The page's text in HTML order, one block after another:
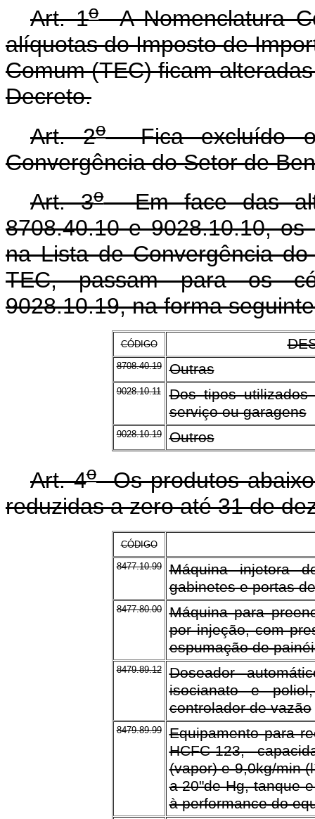
Art. 1oA Nomenclatura
alíquotas do Imposto de
Comum (TEC) ficam
Decreto.
Art. 2oFica excluído o
Convergência do Setor de
Art. 3oEm face das
8708.40.10 e 9028.10.10,
na Lista de Convergência
TEC, passam para os
9028.10.19, na forma
CÓDIGO
8708.40.19 Outras
9028.10.11
Dos tipos
serviço ou garagens
9028.10.19 Outros
Art. 4oOs produtos abaixo
reduzidas a zero até 31 de
CÓDIGO
8477.10.99
Máquina injetora
gabinetes e portas
8477.80.00
Máquina para
por injeção, com
espumação de
8479.89.12
Doseador
isocianato e
controlador de vazão
8479.89.99
Equipamento para
HCFC-123,
(vapor) e 9,0kg/min
a 20"de Hg, tanque
à performance do